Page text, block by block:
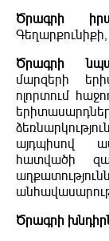
Ծրագրի
Ծրագրի
մարզերի
ոլորտում
այդպիսով
հատվածի
Ծրագրի